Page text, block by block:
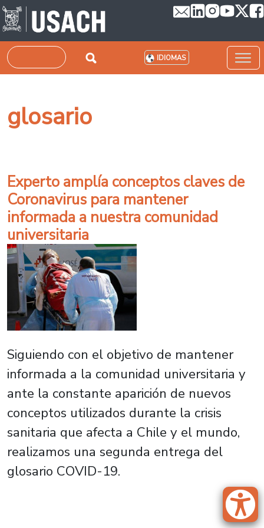
Pasar al contenido principal
Buscar IDIOMAS
glosario
Experto amplía conceptos claves de
Coronavirus para mantener
informada a nuestra comunidad
universitaria
Siguiendo con el objetivo de mantener
informada a la comunidad universitaria y
ante la constante aparición de nuevos
conceptos utilizados durante la crisis
sanitaria que afecta a Chile y el mundo,
realizamos una segunda entrega del
glosario COVID-19.